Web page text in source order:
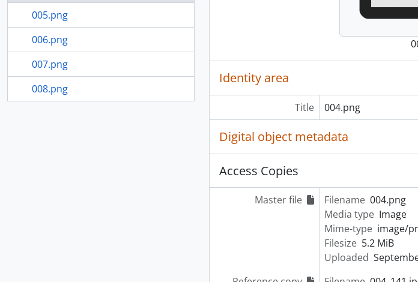
005.png
006.png
007.png
008.png
Identity area
Title 004.png
Digital object metadata
Access Copies
Master file Filename 004.png
Media type Image
Mime-type image/
Filesize 5.2 MiB
Uploaded